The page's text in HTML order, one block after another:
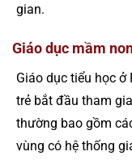
gian.
Giáo dục mầm
Giáo dục tiểu học
trẻ bắt đầu tham
thường bao gồm
vùng có hệ thống